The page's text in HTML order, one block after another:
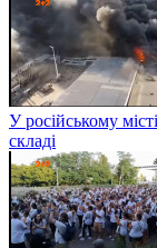
У російському
складі